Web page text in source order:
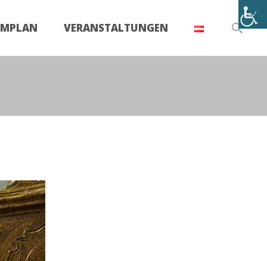
VERANSTALTUNGEN
Suchen